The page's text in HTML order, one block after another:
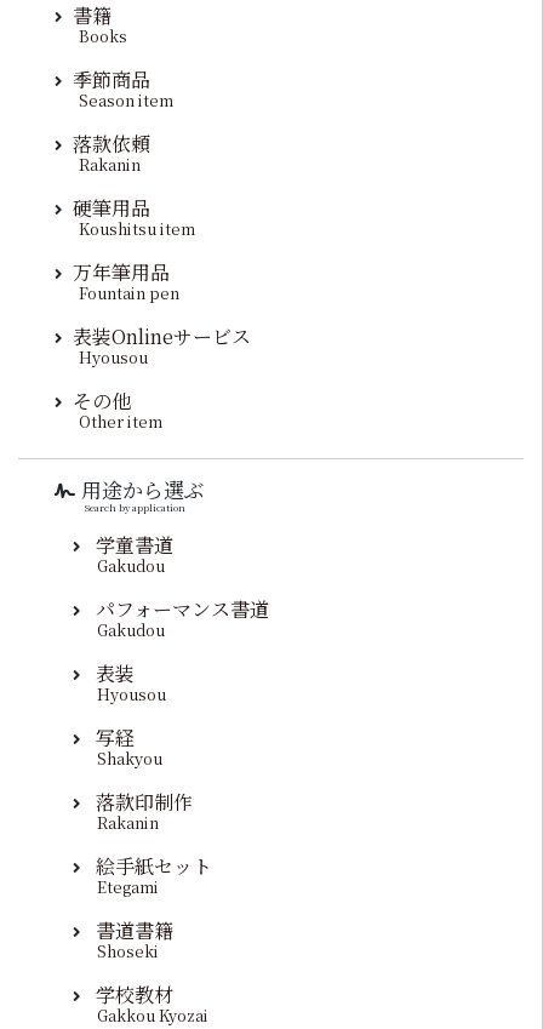
書籍
Books
季節商品
Season item
落款依頼
Rakanin
硬筆用品
Koushitsu item
万年筆用品
Fountain pen
表装Onlineサービス
Hyousou
その他
Other item
用途から選ぶ
Search by application
学童書道
Gakudou
パフォーマンス書道
Gakudou
表装
Hyousou
写経
Shakyou
落款印制作
Rakanin
絵手紙セット
Etegami
書道書籍
Shoseki
学校教材
Gakkou Kyozai